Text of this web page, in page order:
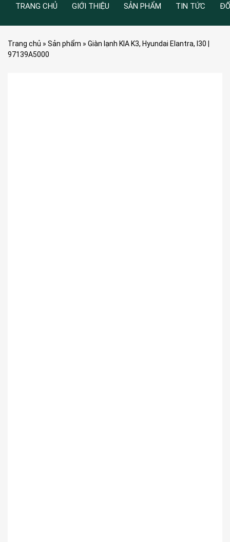
TRANG CHỦ GIỚI THIỆU SẢN PHẨM TIN TỨC
Trang chủ » Sản phẩm » Giàn lạnh KIA K3, Hyundai Elantra, I30 |
97139A5000